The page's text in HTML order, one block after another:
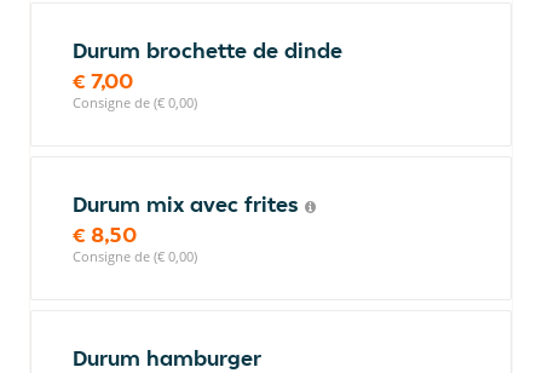
Durum brochette de dinde
€ 7,00
Consigne de (€ 0,00)
Durum mix avec frites
€ 8,50
Consigne de (€ 0,00)
Durum hamburger